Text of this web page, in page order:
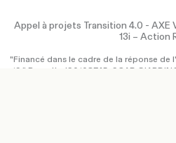
Appel à projets Transition 4.0 - AXE
13i – Action
"Financé dans le cadre de la réponse de
19." Progetto IS0108745: SCAB